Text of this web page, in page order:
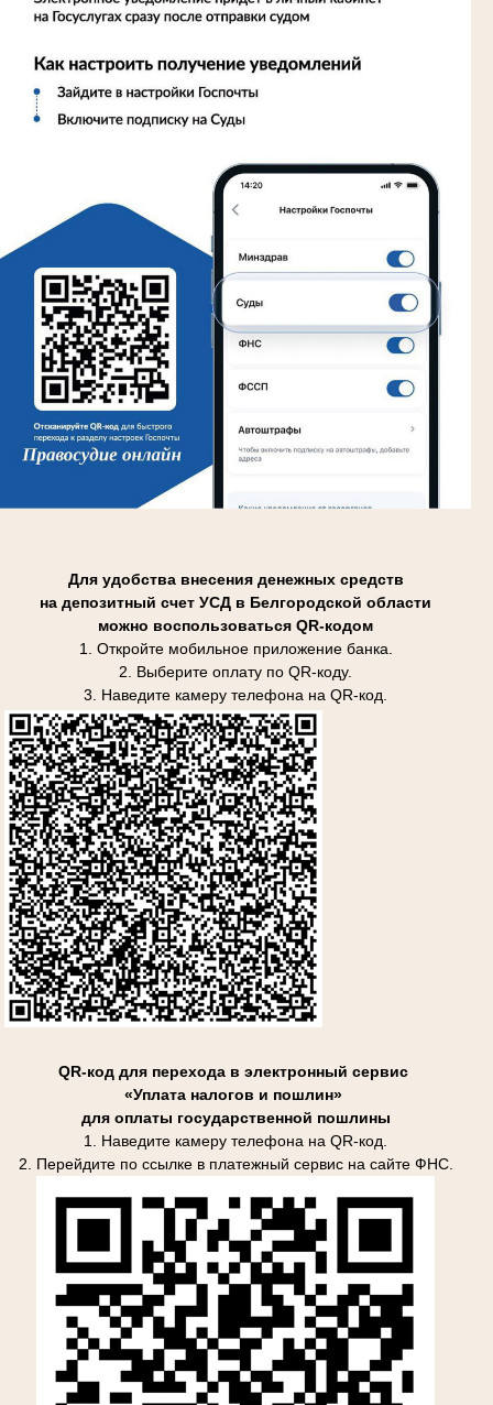
Для удобства внесения денежных средств
на депозитный счет УСД в Белгородской области
можно воспользоваться QR-кодом
1. Откройте мобильное приложение банка.
2. Выберите оплату по QR-коду.
3. Наведите камеру телефона на QR-код.
QR-код для перехода в электронный сервис
«Уплата налогов и пошлин»
для оплаты государственной пошлины
1. Наведите камеру телефона на QR-код.
2. Перейдите по ссылке в платежный сервис на сайте ФНС.